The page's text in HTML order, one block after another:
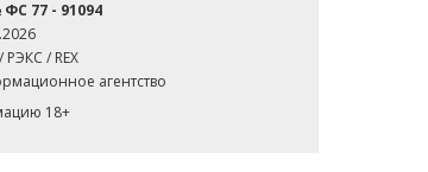
77 - 91094
РЭКС / REX
агентство
18+